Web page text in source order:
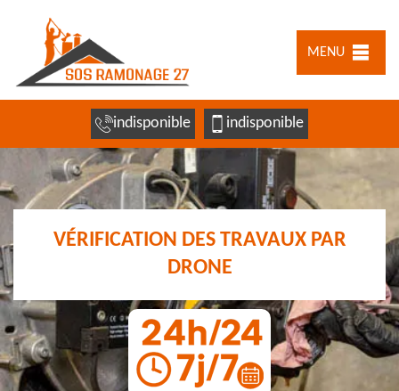
MENU
indisponible indisponible
VÉRIFICATION DES TRAVAUX PAR
DRONE